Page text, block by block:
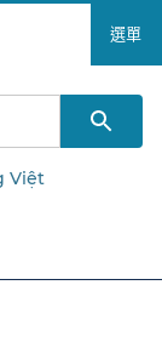
選單​​
Việt